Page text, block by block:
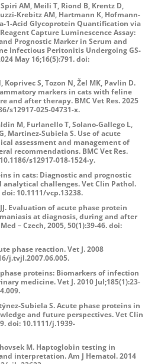
AM, Meili T, Riond B, Krentz D,
Krebitz AM, Hartmann K, Hofmann-
1-Acid Glycoprotein Quantification via
Capture Luminescence Assay:
Prognostic Marker in Serum and
Infectious Peritonitis Undergoing GS-
May 16;16(5):791. doi:
S, Tozon N, Žel MK, Pavlin D.
markers in cats with feline
and after therapy. BMC Vet Res. 2025
s12917-025-04731-x.
M, Furlanello T, Solano-Gallego L,
Martinez-Subiela S. Use of acute
assessment and management of
recommendations. BMC Vet Res.
s12917-018-1524-y.
in cats: Diagnostic and prognostic
challenges. Vet Clin Pathol.
10.1111/vcp.13238.
Evaluation of acute phase protein
at diagnosis, during and after
– Czech, 2005, 50(1):39-46. doi:
phase reaction. Vet J. 2008
j.tvjl.2007.06.005.
phase proteins: Biomarkers of infection
medicine. Vet J. 2010 Jul;185(1):23-
Subiela S. Acute phase proteins in
and future perspectives. Vet Clin
doi: 10.1111/j.1939-
M. Haptoglobin testing in
interpretation. Am J Hematol. 2014